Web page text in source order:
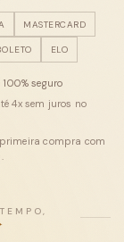
MASTERCARD
ELO
seguro
4x sem juros no
primeira compra com